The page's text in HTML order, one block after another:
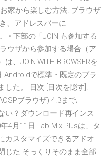
家から楽しむ方法. ブラウザ
、アドレスバーに
• 下部の「JOIN も参加する
ウザから参加する場合（ア
、JOIN WITH BROWSERを
Androidで標準・既定のブラ
した。 目次 [目次を隠す].
ブラウザ) 4.3まで;
い？ダウンロード再インス
4月11日 Tab Mix Plusは、タ
カスタマイズできるアドオ
じた そっくりそのまま全部